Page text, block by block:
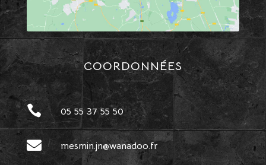
COORDONNÉES
 05 55 37 55 50
 mesmin.jn@wanadoo.fr